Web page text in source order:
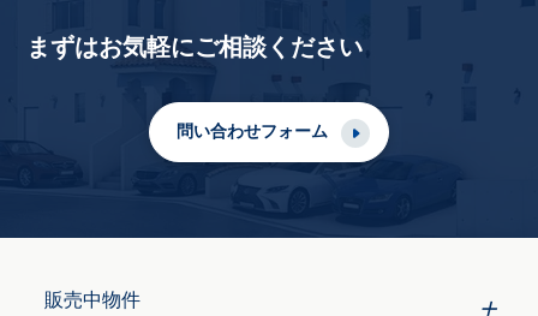
まずはお気軽にご相談ください
問い合わせフォーム
販売中物件